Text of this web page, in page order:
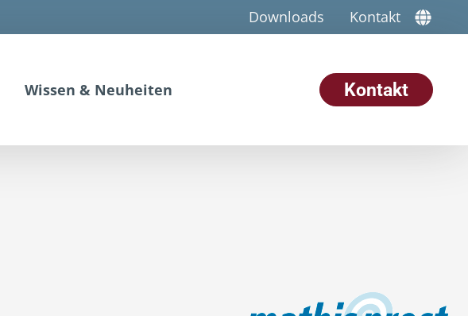
Downloads Kontakt
Wissen & Neuheiten Kontakt